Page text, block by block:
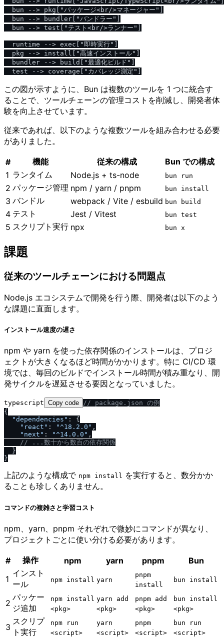
  bun --> pkg["パッケージ<br/>マネージャー"]
  bun --> bundler["バンドラー"]
  bun --> test["テスト<br/>ランナー"]
  runtime --> exec["即時実行"]
  pkg --> install["高速インストール"]
  bundler --> build["最適化ビルド"]
この図が示すように、Bun は複数のツールを 1 つに統合す
ることで、ツールチェーンの管理コストを削減し、開発者体
験を向上させています。
従来であれば、以下のような複数ツールを組み合わせる必要
がありました。
# 機能 従来の構成
Bun での構成
1 ランタイム Node.js + ts-node bun run
2 パッケージ管理 npm / yarn / pnpm bun install
3 バンドル webpack / Vite / esbuild bun build
4 テスト Jest / Vitest bun test
5 スクリプト実行 npx bun x
課題
従来のツールチェーンにおける問題点
Node.js エコシステムで開発を行う際、開発者は以下のよう
な課題に直面します。
インストール速度の遅さ
npm や yarn を使った依存関係のインストールは、プロジ
ェクトが大きくなるほど時間がかかります。特に CI/CD 環
境では、毎回のビルドでインストール時間が積み重なり、開
発サイクルを遅延させる要因となっていました。
typescript Copy code // package.json の例
{
"dependencies" : {
"react" : "^18.2.0" ,
"next" : "^14.0.0" ,
// ...数十から数百の依存関係
  }
上記のような構成で npm install を実行すると、数分かか
ることも珍しくありません。
コマンドの複雑さと学習コスト
npm、yarn、pnpm それぞれで微妙にコマンドが異なり、
プロジェクトごとに使い分ける必要があります。
# 操作 npm yarn pnpm
Bun
1
インスト
ール
npm install yarn
pnpm
install
bun install
2
パッケー
ジ追加
npm install
<pkg>
yarn add
<pkg>
pnpm add
<pkg>
bun install
<pkg>
3
スクリプ
ト実行
npm run
<script>
yarn
<script>
pnpm
<script>
bun run
<script>